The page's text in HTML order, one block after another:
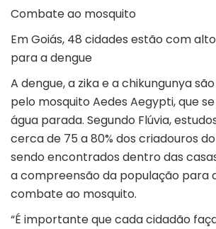
Combate ao mosquito
Em Goiás, 48 cidades estão com
para a dengue
A dengue, a zika e a chikungunya
pelo mosquito Aedes Aegypti, que
água parada. Segundo Flúvia,
cerca de 75 a 80% dos criadouros
sendo encontrados dentro das
a compreensão da população para
combate ao mosquito.
“É importante que cada cidadão